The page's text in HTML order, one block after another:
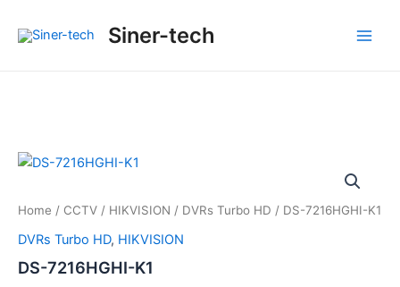
Siner-tech
Home / CCTV / HIKVISION / DVRs Turbo HD / DS-7216HGHI-K1
DVRs Turbo HD, HIKVISION
DS-7216HGHI-K1